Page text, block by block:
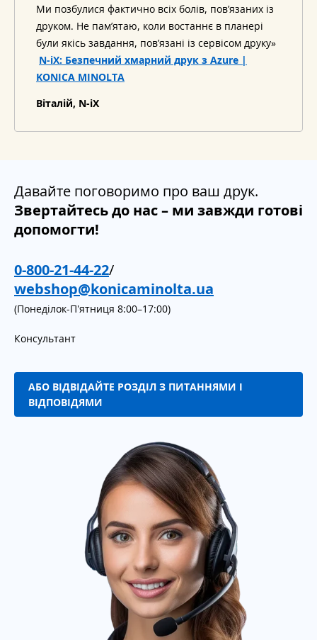
Ми позбулися фактично всіх болів, пов’язаних із
друком. Не пам’ятаю, коли востаннє в планері
були якісь завдання, пов’язані із сервісом друку»
N-iX: Безпечний хмарний друк з Azure |
KONICA MINOLTA
Віталій, N-iX
Давайте поговоримо про ваш друк.
Звертайтесь до нас – ми завжди готові
допомогти!
0-800-21-44-22/
webshop@konicaminolta.ua
(Понеділок-П'ятниця 8:00–17:00)
Консультант
АБО ВІДВІДАЙТЕ РОЗДІЛ З ПИТАННЯМИ І
ВІДПОВІДЯМИ